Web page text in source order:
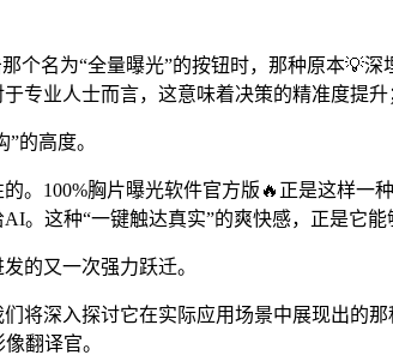
个名为“全量曝光”的按钮时，那种原本💡
专业人士而言，这意味着决策的精准度提
的高度。
。100%胸片曝光软件官方版🔥正是这样
。这种“一键触达真实”的爽快感，正是它
的又一次强力跃迁。
将深入探讨它在实际应用场景中展现出的
翻译官。